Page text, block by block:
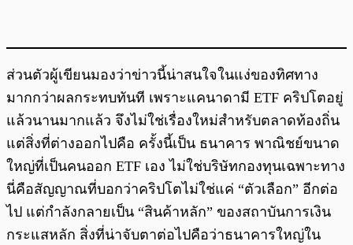
ส่วนตัวผู้เขียนมองว่าข่าวนี้น่าสนใจในแง่ของทิศทาง
มากกว่าผลกระทบทันที เพราะแคนาดามี ETF คริปโตอยู่
แล้วนานมากแล้ว จึงไม่ใช่เรื่องใหม่สำหรับตลาดท้องถิ่น
แต่สิ่งที่ต่างออกไปคือ ครั้งนี้เป็น ธนาคาร พาณิชย์ขนาด
ใหญ่ที่เป็นคนออก ETF เอง ไม่ใช่บริษัทกองทุนเฉพาะทาง
นี่คือสัญญาณที่บอกว่าคริปโตไม่ใช่แค่ “ตัวเลือก” อีกต่อ
ไป แต่กำลังกลายเป็น “สินค้าหลัก” ของสถาบันการเงิน
กระแสหลัก สิ่งที่น่าจับตาต่อไปคือว่าธนาคารใหญ่ใน